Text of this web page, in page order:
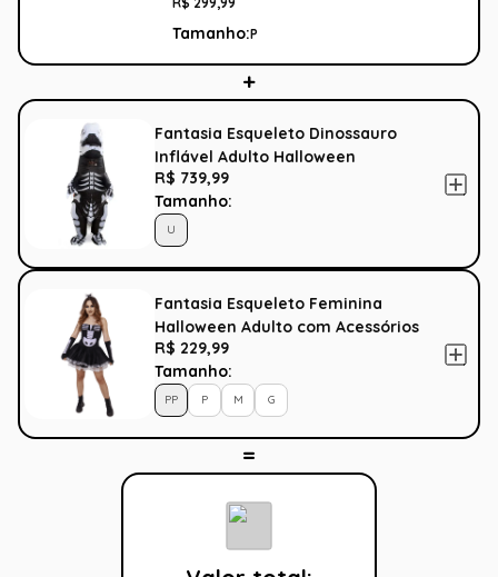
Tamanho:P
Fantasia Esqueleto Dinossauro
Inflável Adulto Halloween
R$ 739,99
Tamanho:
U
Fantasia Esqueleto Feminina
Halloween Adulto com Acessórios
R$ 229,99
Tamanho:
PP P M G